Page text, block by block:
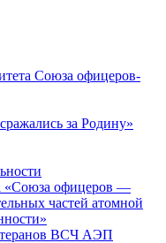
Союза офицеров-
за Родину»
«Союза офицеров —
частей атомной
ВСЧ АЭП